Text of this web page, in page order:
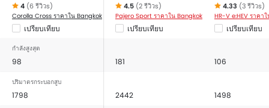
4 (6 รีวิวs)
Corolla Cross ราคาใน Bangkok
เปรียบเทียบ
4.5 (2 รีวิวs)
Pajero Sport ราคาใน Bangkok
เปรียบเทียบ
4.33 (3 รีวิวs)
HR-V e:HEV ราคา
เปรียบเทียบ
กำลังสูงสุด
98 181 106
ปริมาตรกระบอกสูบ
1798 2442 1498